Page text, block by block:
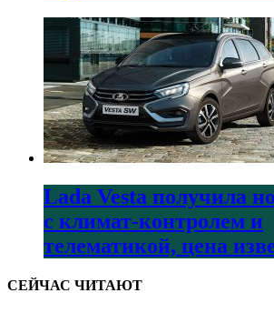
Lada Vesta получила
с климат-контролем и
телематикой, цена
СЕЙЧАС ЧИТАЮТ